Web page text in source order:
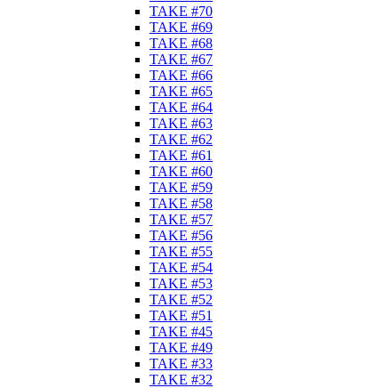
TAKE #70
TAKE #69
TAKE #68
TAKE #67
TAKE #66
TAKE #65
TAKE #64
TAKE #63
TAKE #62
TAKE #61
TAKE #60
TAKE #59
TAKE #58
TAKE #57
TAKE #56
TAKE #55
TAKE #54
TAKE #53
TAKE #52
TAKE #51
TAKE #45
TAKE #49
TAKE #33
TAKE #32